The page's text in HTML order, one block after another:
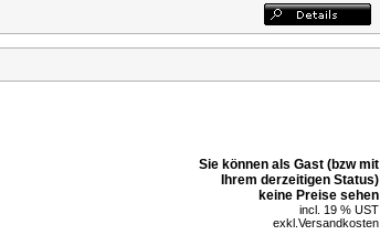
Sie können als Gast (bzw mit
Ihrem derzeitigen Status)
keine Preise sehen
incl. 19 % UST
exkl. Versandkosten